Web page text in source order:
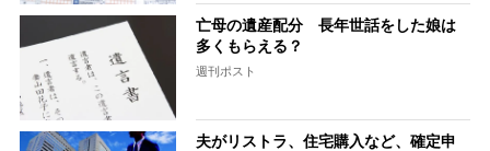
亡母の遺産配分 長年世話をした娘は
多くもらえる？
週刊ポスト
夫がリストラ、住宅購入など、確定申